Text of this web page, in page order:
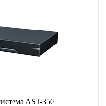
AST-350